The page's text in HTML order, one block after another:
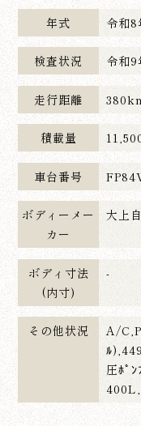
年式 令和8
検査状況 令和9
走行距離
積載量
車台番号
ボディーメー
カー
大上
ボディ寸法
(内寸)
-
その他状況
A/
ﾙ
圧ﾎﾟ